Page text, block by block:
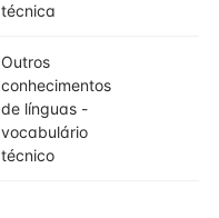
técnica
Outros
conhecimentos
de línguas -
vocabulário
técnico